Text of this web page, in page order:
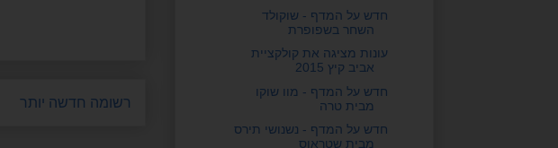
רשומה חדשה יותר
חדש על המדף - שוקולד
השחר בשפופרת
עונות מציגה את קולקציית
אביב קיץ 2015
חדש על המדף - מוו שוקו
מבית טרה
חדש על המדף - נשנושי תירס
מבית שטראוס